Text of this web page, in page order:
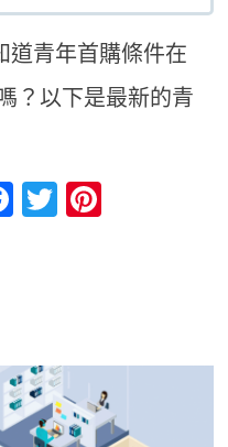
道青年首購條件在
？以下是最新的青
Facebook
Twitter